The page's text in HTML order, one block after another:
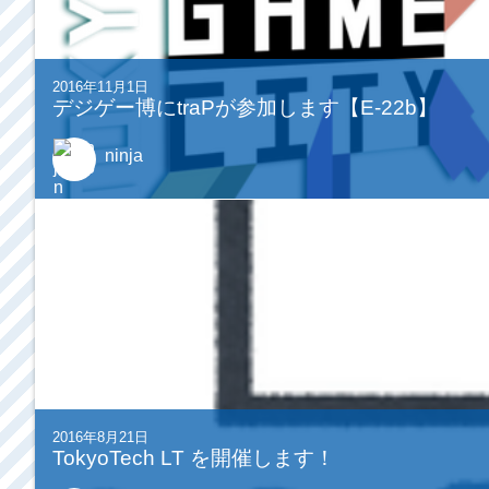
2016年11月1日
デジゲー博にtraPが参加します【E-22b】
ninja
2016年8月21日
TokyoTech LT を開催します！